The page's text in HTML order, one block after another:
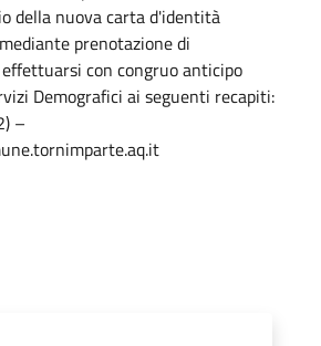
della nuova carta d'identità
prenotazione di
con congruo anticipo
Demografici ai seguenti recapiti:
–